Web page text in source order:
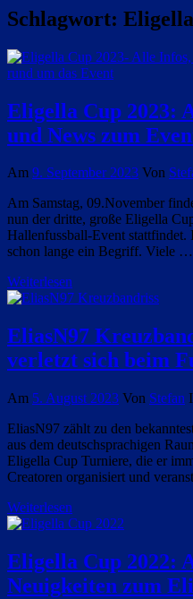
Schlagwort:
Eligella Cup 2023:
und News zum
Am 9. September 2023 Von
Am Samstag, 09.November
nun der dritte, große Eligella
Hallenfussball-Event stattfindet.
schon lange ein Begriff. Viele …
Weiterlesen
EliasN97
verletzt sich beim
Am 5. August 2023 Von Stefan
EliasN97 zählt zu den
aus dem deutschsprachigen
Eligella Cup Turniere, die er
Creatoren organisiert und
Weiterlesen
Eligella Cup 2022:
Neuigkeiten zum